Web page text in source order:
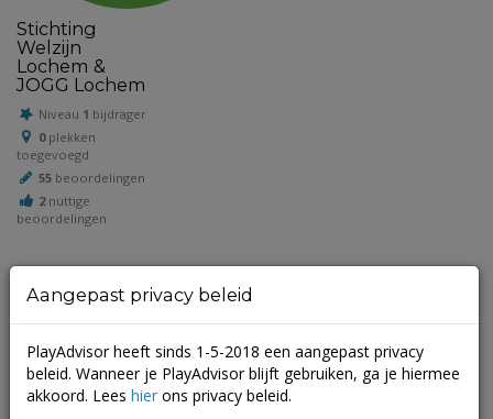
Stichting
Welzijn
Lochem &
JOGG Lochem
Niveau 1 bijdrager
0plekken
toegevoegd
55 beoordelingen
2nuttige
beoordelingen
Schrijf een beoordeling
Je e-mailadres wordt niet gepubliceerd. Vereiste velden zijn
gemarkeerd met *
Aangepast privacy beleid
PlayAdvisor heeft sinds 1-5-2018 een aangepast privacy
beleid. Wanneer je PlayAdvisor blijft gebruiken, ga je hiermee
akkoord. Lees hier ons privacy beleid.